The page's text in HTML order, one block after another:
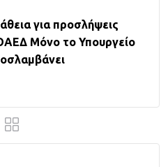
για προσλήψεις
Μόνο το Υπουργείο